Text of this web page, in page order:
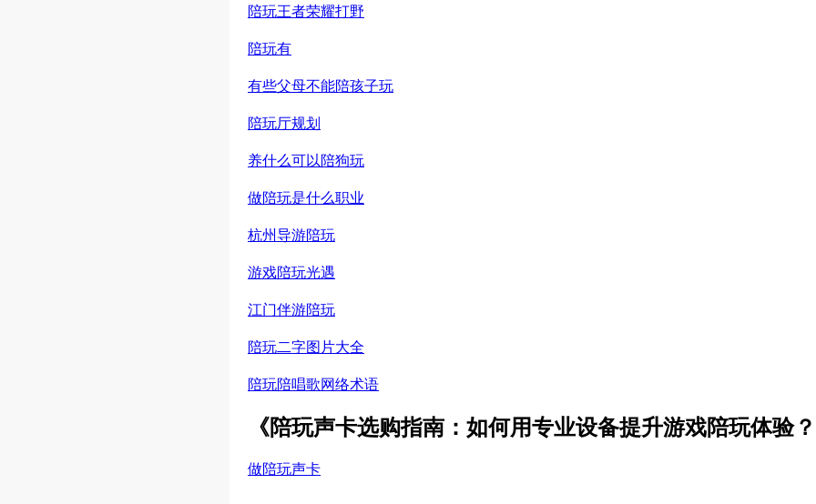
陪玩王者荣耀打野
陪玩有
有些父母不能陪孩子玩
陪玩厅规划
养什么可以陪狗玩
做陪玩是什么职业
杭州导游陪玩
游戏陪玩光遇
江门伴游陪玩
陪玩二字图片大全
陪玩陪唱歌网络术语
《陪玩声卡选购指南：如何用专业设备提升游戏陪玩体验
做陪玩声卡